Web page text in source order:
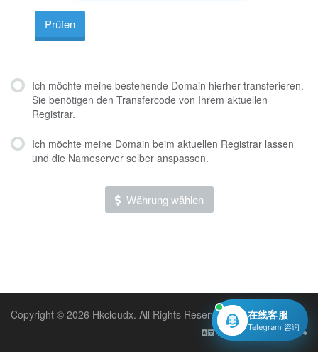
Prüfen
Ich möchte meine bestehende Domain hierher transferieren.
Sie benötigen den Transfercode von Ihrem aktuellen
Registrar.
Ich möchte meine Domain beim aktuellen Registrar lassen
und die Nameserver selber anspassen.
Währung wählen
Copyright © 2026 Hkcloudx. All Rights Reserved.
Deutsch
在线客服
Telegram 咨询